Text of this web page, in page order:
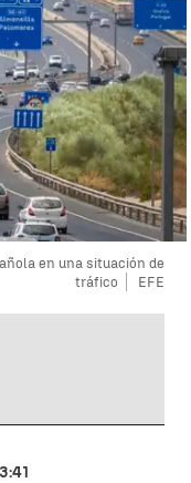
en una situación de
tráfico
EFE